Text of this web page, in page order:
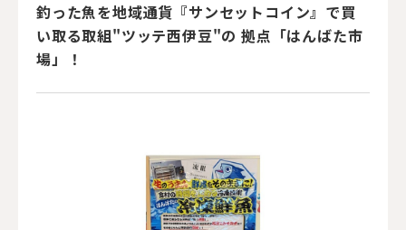
釣った魚を地域通貨『サンセットコイン』で買
い取る取組"ツッテ西伊豆"の 拠点「はんばた市
場」！